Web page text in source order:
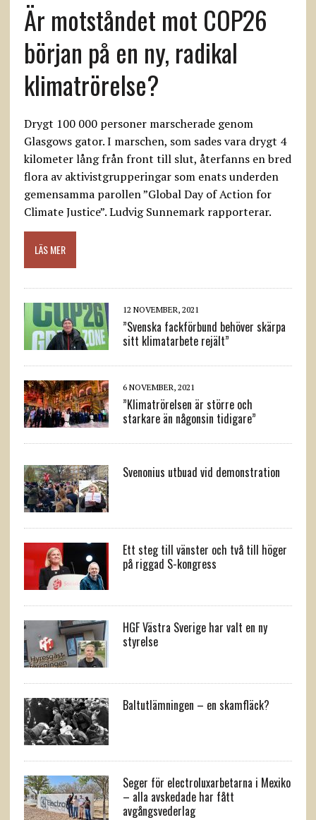
Är motståndet mot COP26
början på en ny, radikal
klimatrörelse?
Drygt 100 000 personer marscherade genom
Glasgows gator. I marschen, som sades vara drygt 4
kilometer lång från front till slut, återfanns en bred
flora av aktivistgrupperingar som enats underden
gemensamma parollen ”Global Day of Action for
Climate Justice”. Ludvig Sunnemark rapporterar.
LÄS MER
12 NOVEMBER, 2021
”Svenska fackförbund behöver skärpa
sitt klimatarbete rejält”
6 NOVEMBER, 2021
”Klimatrörelsen är större och
starkare än någonsin tidigare”
Svenonius utbuad vid demonstration
Ett steg till vänster och två till höger
på riggad S-kongress
HGF Västra Sverige har valt en ny
styrelse
Baltutlämningen – en skamfläck?
Seger för electroluxarbetarna i Mexiko
– alla avskedade har fått
avgångsvederlag